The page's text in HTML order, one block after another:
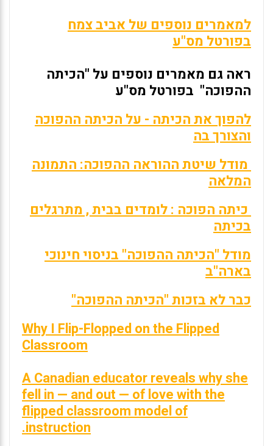
למאמרים נוספים של אביב צמח
בפורטל מס"ע
ראה גם מאמרים נוספים על "הכיתה
ההפוכה" בפורטל מס"ע
להפוך את הכיתה - על הכיתה ההפוכה
והצורך בה
מודל שיטת ההוראה ההפוכה: התמונה
המלאה
כיתה הפוכה : לומדים בבית , מתרגלים
בכיתה
מודל "הכיתה ההפוכה" בניסוי חינוכי
בארה"ב
כבר לא בזכות "הכיתה ההפוכה"
Why I Flip-Flopped on the Flipped
Classroom
A Canadian educator reveals why she
fell in — and out — of love with the
flipped classroom model of
instruction.